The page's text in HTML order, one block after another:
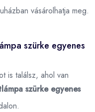
vásárolhatja meg.
szürke egyenes
is találsz, ahol van
szürke egyenes